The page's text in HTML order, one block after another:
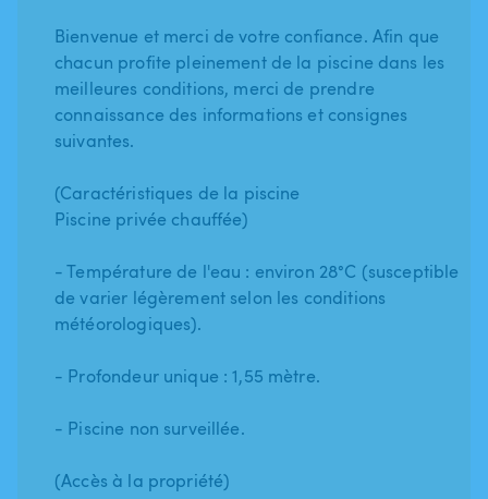
Bienvenue et merci de votre confiance. Afin que
chacun profite pleinement de la piscine dans les
meilleures conditions, merci de prendre
connaissance des informations et consignes
suivantes.
(Caractéristiques de la piscine
Piscine privée chauffée)
- Température de l'eau : environ 28°C (susceptible
de varier légèrement selon les conditions
météorologiques).
- Profondeur unique : 1,55 mètre.
- Piscine non surveillée.
(Accès à la propriété)